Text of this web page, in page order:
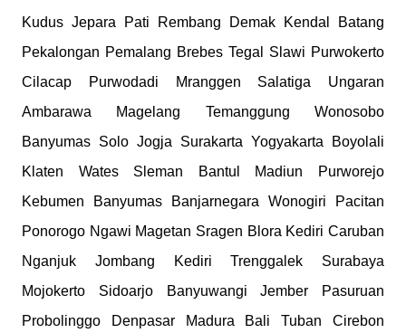
Kudus Jepara Pati Rembang Demak Kendal Batang
Pekalongan Pemalang Brebes Tegal Slawi Purwokerto
Cilacap Purwodadi Mranggen Salatiga Ungaran
Ambarawa Magelang Temanggung Wonosobo
Banyumas Solo Jogja Surakarta Yogyakarta Boyolali
Klaten Wates Sleman Bantul Madiun Purworejo
Kebumen Banyumas Banjarnegara Wonogiri Pacitan
Ponorogo Ngawi Magetan Sragen Blora Kediri Caruban
Nganjuk Jombang Kediri Trenggalek Surabaya
Mojokerto Sidoarjo Banyuwangi Jember Pasuruan
Probolinggo Denpasar Madura Bali Tuban Cirebon